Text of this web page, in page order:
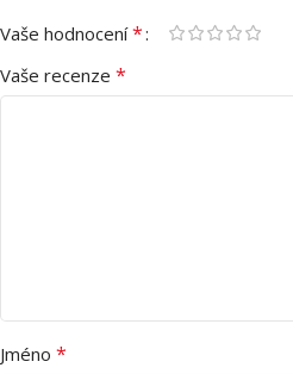
Vaše hodnocení*
Vaše recenze *
Jméno *